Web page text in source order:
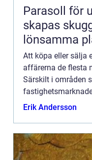
Parasoll för
skapas
lönsamma
Att köpa eller sälja
affärerna de flesta
Särskilt i områden
Erik Andersson